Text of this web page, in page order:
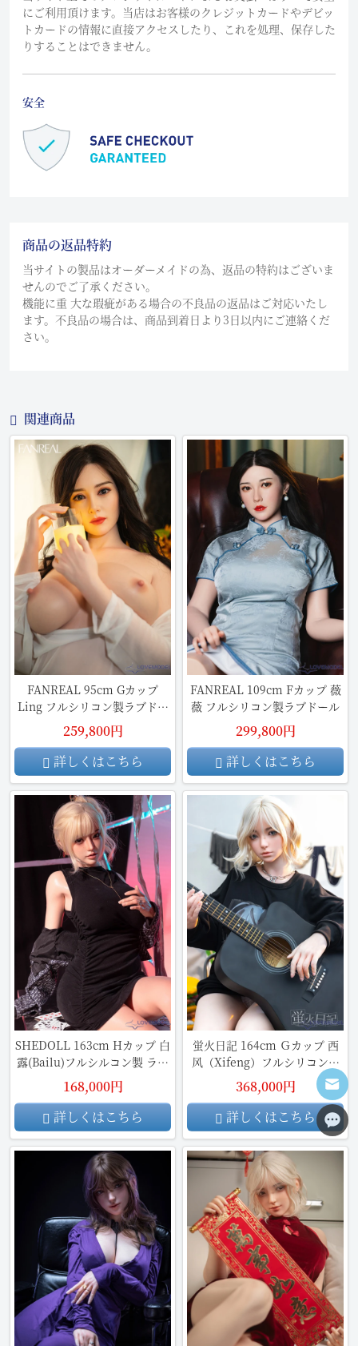
にご利用頂けます。当店はお客様のクレジットカードやデビッ
トカードの情報に直接アクセスしたり、これを処理、保存した
りすることはできません。
安全
商品の返品特約
当サイトの製品はオーダーメイドの為、返品の特約はございま
せんのでご了承ください。
機能に重 大な瑕疵がある場合の不良品の返品はご対応いたし
ます。不良品の場合は、商品到着日より3日以内にご連絡くだ
さい。
関連商品
FANREAL 95cm Gカップ
Ling フルシリコン製ラブドー
ル
259,800円
詳しくはこちら
FANREAL 109cm Fカップ 薇
薇 フルシリコン製ラブドール
299,800円
詳しくはこちら
SHEDOLL 163cm Hカップ 白
露(Bailu)フルシルコン製 ラブ
ドール
168,000円
詳しくはこちら
蛍火日記 164cm Ｇカップ 西
风（Xifeng）フルシリコン製
リアルドール
368,000円
詳しくはこちら